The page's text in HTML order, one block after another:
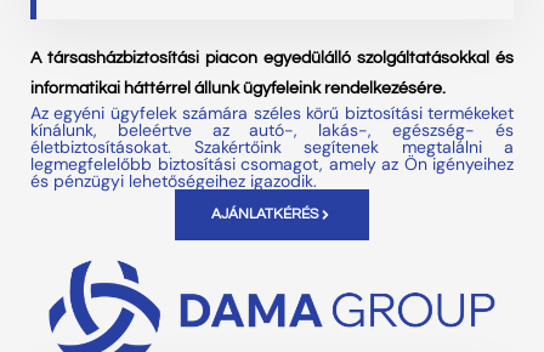
A társasházbiztosítási piacon egyedülálló szolgáltatásokkal és
informatikai háttérrel állunk ügyfeleink rendelkezésére.
Az egyéni ügyfelek számára széles körű biztosítási termékeket
kínálunk, beleértve az autó-, lakás-, egészség- és
életbiztosításokat. Szakértőink segítenek megtalálni a
legmegfelelőbb biztosítási csomagot, amely az Ön igényeihez
és pénzügyi lehetőségeihez igazodik.
AJÁNLATKÉRÉS